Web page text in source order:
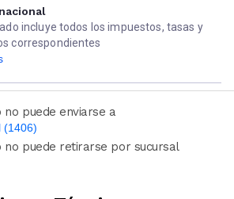
incluye todos los impuestos, tasas y
correspondientes
no puede enviarse a
(1406)
(sólo números)
no puede retirarse por sucursal